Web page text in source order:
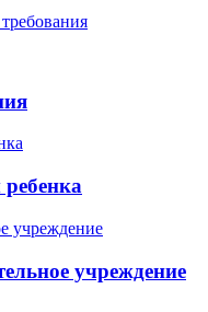
учреждение